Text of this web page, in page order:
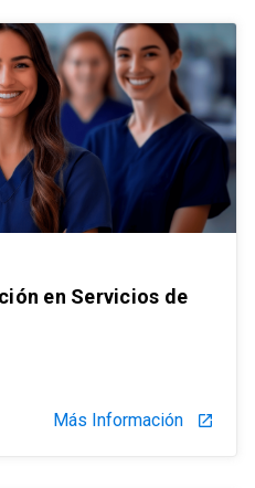
en Servicios de
Más Información launch